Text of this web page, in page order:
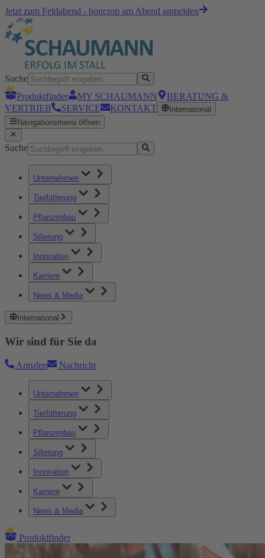
Jetzt zum Feldabend - boncrop am Abend anmelden
Suche
Produktfinder
MY SCHAUMANN
BERATUNG &
VERTRIEB
SERVICE KONTAKT
International
Navigationsmenü öffnen
Suche
Unternehmen
Tierfütterung
Pflanzenbau
Silierung
Innovation
Karriere
News & Media
International
Wir sind für Sie da
Anrufen Nachricht
Unternehmen
Tierfütterung
Pflanzenbau
Silierung
Innovation
Karriere
News & Media
Produktfinder